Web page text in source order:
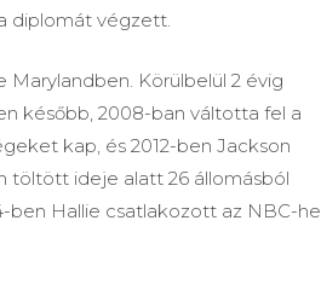
diplomát végzett.
Körülbelül 2 évig
később, 2008-ban váltotta fel a
kap, és 2012-ben Jackson
töltött ideje alatt 26 állomásból
ben Hallie csatlakozott az NBC-